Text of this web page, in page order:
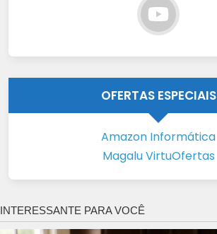
OFERTAS ESPECIAIS
Amazon Informática
Magalu VirtuOfertas